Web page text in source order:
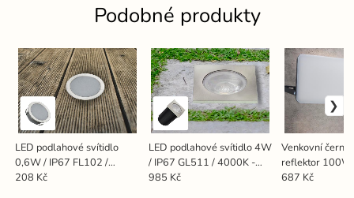
Podobné produkty
LED podlahové svítidlo
0,6W / IP67 FL102 /
4000K - LFL121
208 Kč
LED podlahové svítidlo 4W
/ IP67 GL511 / 4000K -
LGL524S
985 Kč
Venkovní černý
reflektor
LF7025
687 Kč